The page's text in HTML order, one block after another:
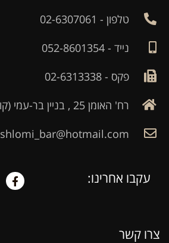
טלפון - 02-6307061
נייד - 052-8601354
פקס - 02-6313338
רח' האומן 25 , בניין בר-עמי (קומה 1), ירושלים
shlomi_bar@hotmail.com
עקבו אחרינו:
צרו קשר